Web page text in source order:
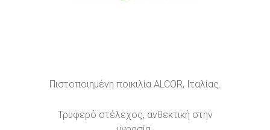
Πιστοποιημένη ποικιλία ALCOR, Ιταλίας.
Τρυφερό στέλεχος, ανθεκτική στην